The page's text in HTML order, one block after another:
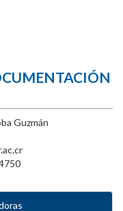
Guzmán